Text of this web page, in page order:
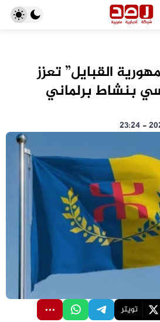
القبايل” تعزز
بنشاط برلماني
تويتر